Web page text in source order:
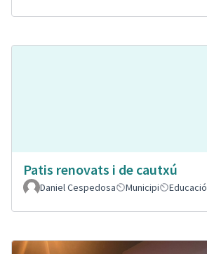
Patis renovats i de cautxú
Daniel Cespedosa
Municipi Educació